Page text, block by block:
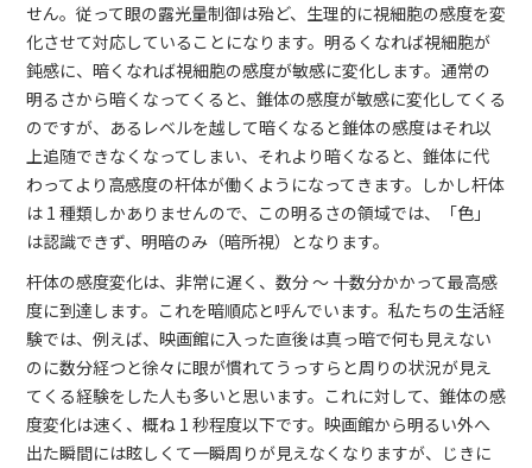
せん。従って眼の露光量制御は殆ど、生理的に視細胞の感度を変
化させて対応していることになります。明るくなれば視細胞が
鈍感に、暗くなれば視細胞の感度が敏感に変化します。通常の
明るさから暗くなってくると、錐体の感度が敏感に変化してくる
のですが、あるレベルを越して暗くなると錐体の感度はそれ以
上追随できなくなってしまい、それより暗くなると、錐体に代
わってより高感度の杆体が働くようになってきます。しかし杆体
は 1 種類しかありませんので、この明るさの領域では、「色」
は認識できず、明暗のみ（暗所視）となります。
杆体の感度変化は、非常に遅く、数分 ～ 十数分かかって最高感
度に到達します。これを暗順応と呼んでいます。私たちの生活経
験では、例えば、映画館に入った直後は真っ暗で何も見えない
のに数分経つと徐々に眼が慣れてうっすらと周りの状況が見え
てくる経験をした人も多いと思います。これに対して、錐体の感
度変化は速く、概ね 1 秒程度以下です。映画館から明るい外へ
出た瞬間には眩しくて一瞬周りが見えなくなりますが、じきに